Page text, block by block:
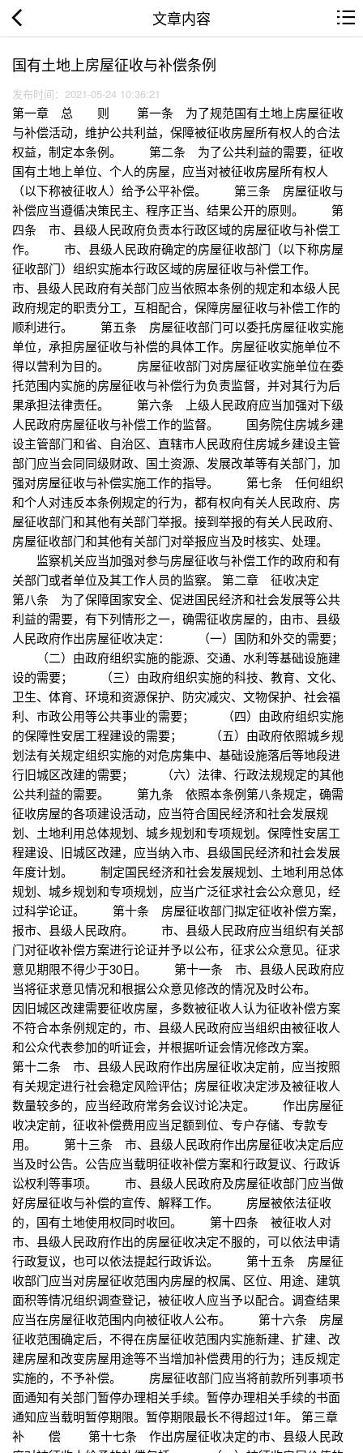
文章内容
国有土地上房屋征收与补偿条例
发布时间：2021-05-24 10:36:21
第一章 总 则 第一条 为了规范国有土地上房屋征收
与补偿活动，维护公共利益，保障被征收房屋所有权人的合法
权益，制定本条例。 第二条 为了公共利益的需要，征收
国有土地上单位、个人的房屋，应当对被征收房屋所有权人
（以下称被征收人）给予公平补偿。 第三条 房屋征收与
补偿应当遵循决策民主、程序正当、结果公开的原则。 第
四条 市、县级人民政府负责本行政区域的房屋征收与补偿工
作。 市、县级人民政府确定的房屋征收部门（以下称房屋
征收部门）组织实施本行政区域的房屋征收与补偿工作。
市、县级人民政府有关部门应当依照本条例的规定和本级人民
政府规定的职责分工，互相配合，保障房屋征收与补偿工作的
顺利进行。 第五条 房屋征收部门可以委托房屋征收实施
单位，承担房屋征收与补偿的具体工作。房屋征收实施单位不
得以营利为目的。 房屋征收部门对房屋征收实施单位在委
托范围内实施的房屋征收与补偿行为负责监督，并对其行为后
果承担法律责任。 第六条 上级人民政府应当加强对下级
人民政府房屋征收与补偿工作的监督。 国务院住房城乡建
设主管部门和省、自治区、直辖市人民政府住房城乡建设主管
部门应当会同同级财政、国土资源、发展改革等有关部门，加
强对房屋征收与补偿实施工作的指导。 第七条 任何组织
和个人对违反本条例规定的行为，都有权向有关人民政府、房
屋征收部门和其他有关部门举报。接到举报的有关人民政府、
房屋征收部门和其他有关部门对举报应当及时核实、处理。
监察机关应当加强对参与房屋征收与补偿工作的政府和有
关部门或者单位及其工作人员的监察。 第二章 征收决定
第八条 为了保障国家安全、促进国民经济和社会发展等公共
利益的需要，有下列情形之一，确需征收房屋的，由市、县级
人民政府作出房屋征收决定： （一）国防和外交的需要；
（二）由政府组织实施的能源、交通、水利等基础设施建
设的需要； （三）由政府组织实施的科技、教育、文化、
卫生、体育、环境和资源保护、防灾减灾、文物保护、社会福
利、市政公用等公共事业的需要； （四）由政府组织实施
的保障性安居工程建设的需要； （五）由政府依照城乡规
划法有关规定组织实施的对危房集中、基础设施落后等地段进
行旧城区改建的需要； （六）法律、行政法规规定的其他
公共利益的需要。 第九条 依照本条例第八条规定，确需
征收房屋的各项建设活动，应当符合国民经济和社会发展规
划、土地利用总体规划、城乡规划和专项规划。保障性安居工
程建设、旧城区改建，应当纳入市、县级国民经济和社会发展
年度计划。 制定国民经济和社会发展规划、土地利用总体
规划、城乡规划和专项规划，应当广泛征求社会公众意见，经
过科学论证。 第十条 房屋征收部门拟定征收补偿方案，
报市、县级人民政府。 市、县级人民政府应当组织有关部
门对征收补偿方案进行论证并予以公布，征求公众意见。征求
意见期限不得少于30日。 第十一条 市、县级人民政府应
当将征求意见情况和根据公众意见修改的情况及时公布。
因旧城区改建需要征收房屋，多数被征收人认为征收补偿方案
不符合本条例规定的，市、县级人民政府应当组织由被征收人
和公众代表参加的听证会，并根据听证会情况修改方案。
第十二条 市、县级人民政府作出房屋征收决定前，应当按照
有关规定进行社会稳定风险评估；房屋征收决定涉及被征收人
数量较多的，应当经政府常务会议讨论决定。 作出房屋征
收决定前，征收补偿费用应当足额到位、专户存储、专款专
用。 第十三条 市、县级人民政府作出房屋征收决定后应
当及时公告。公告应当载明征收补偿方案和行政复议、行政诉
讼权利等事项。 市、县级人民政府及房屋征收部门应当做
好房屋征收与补偿的宣传、解释工作。 房屋被依法征收
的，国有土地使用权同时收回。 第十四条 被征收人对
市、县级人民政府作出的房屋征收决定不服的，可以依法申请
行政复议，也可以依法提起行政诉讼。 第十五条 房屋征
收部门应当对房屋征收范围内房屋的权属、区位、用途、建筑
面积等情况组织调查登记，被征收人应当予以配合。调查结果
应当在房屋征收范围内向被征收人公布。 第十六条 房屋
征收范围确定后，不得在房屋征收范围内实施新建、扩建、改
建房屋和改变房屋用途等不当增加补偿费用的行为；违反规定
实施的，不予补偿。 房屋征收部门应当将前款所列事项书
面通知有关部门暂停办理相关手续。暂停办理相关手续的书面
通知应当载明暂停期限。暂停期限最长不得超过1年。 第三章
补 偿 第十七条 作出房屋征收决定的市、县级人民政